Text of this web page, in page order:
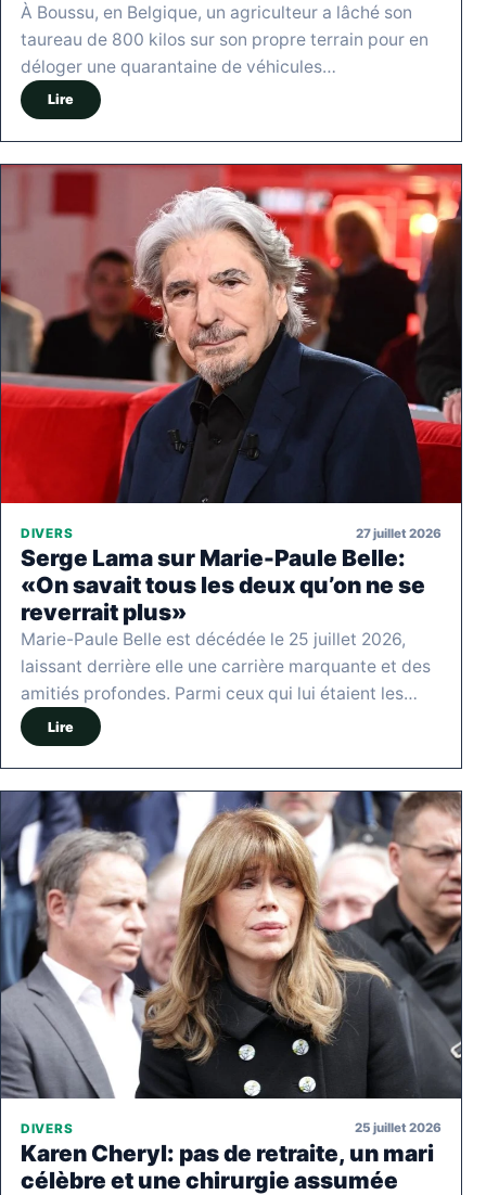
À Boussu, en Belgique, un agriculteur a lâché son
taureau de 800 kilos sur son propre terrain pour en
déloger une quarantaine de véhicules…
Lire
DIVERS 27 juillet 2026
Serge Lama sur Marie-Paule Belle:
«On savait tous les deux qu’on ne se
reverrait plus»
Marie-Paule Belle est décédée le 25 juillet 2026,
laissant derrière elle une carrière marquante et des
amitiés profondes. Parmi ceux qui lui étaient les…
Lire
DIVERS 25 juillet 2026
Karen Cheryl: pas de retraite, un mari
célèbre et une chirurgie assumée